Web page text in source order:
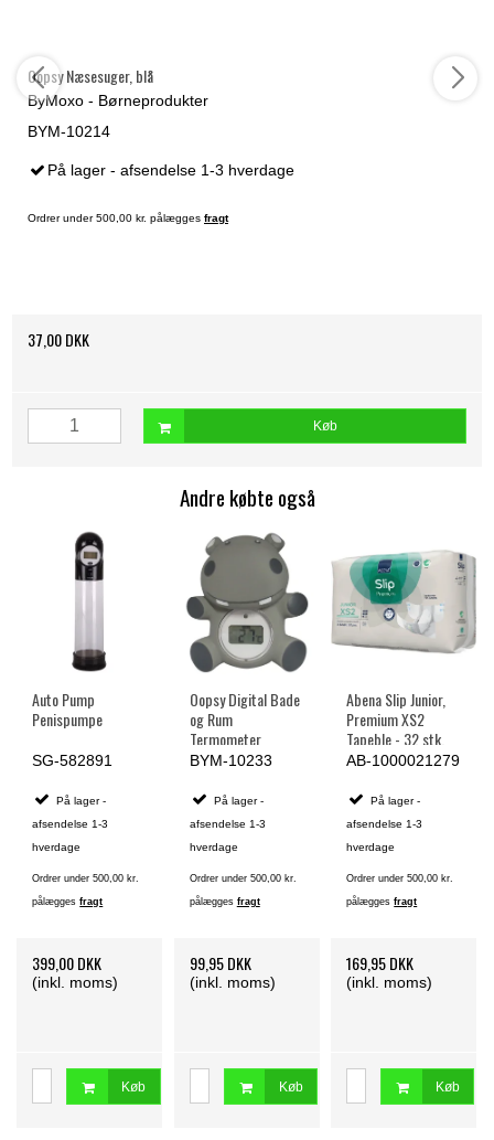
Oopsy Næsesuger, blå
ByMoxo - Børneprodukter
BYM-10214
På lager - afsendelse 1-3 hverdage
Ordrer under 500,00 kr. pålægges fragt
37,00 DKK
Køb
Andre købte også
Auto Pump
Penispumpe
SG-582891
På lager -
afsendelse 1-3
hverdage
Ordrer under 500,00 kr.
pålæggesfragt
399,00 DKK
(inkl. moms)
Køb
Oopsy Digital Bade
og Rum
Termometer
Flodhest
BYM-10233
På lager -
afsendelse 1-3
hverdage
Ordrer under 500,00 kr.
pålægges fragt
99,95 DKK
(inkl. moms)
Køb
Abena Slip Junior,
Premium XS2
Tapeble - 32 stk.
AB-1000021279
På lager -
afsendelse 1-3
hverdage
Ordrer under 500,00 kr.
pålæggesfragt
169,95 DKK
(inkl. moms)
Køb